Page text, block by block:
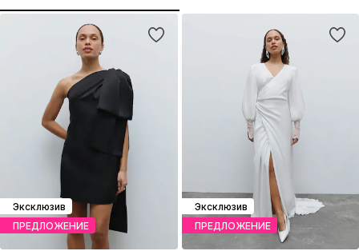
Эксклюзив
ПРЕДЛОЖЕНИЕ
Эксклюзив
ПРЕДЛОЖЕНИЕ